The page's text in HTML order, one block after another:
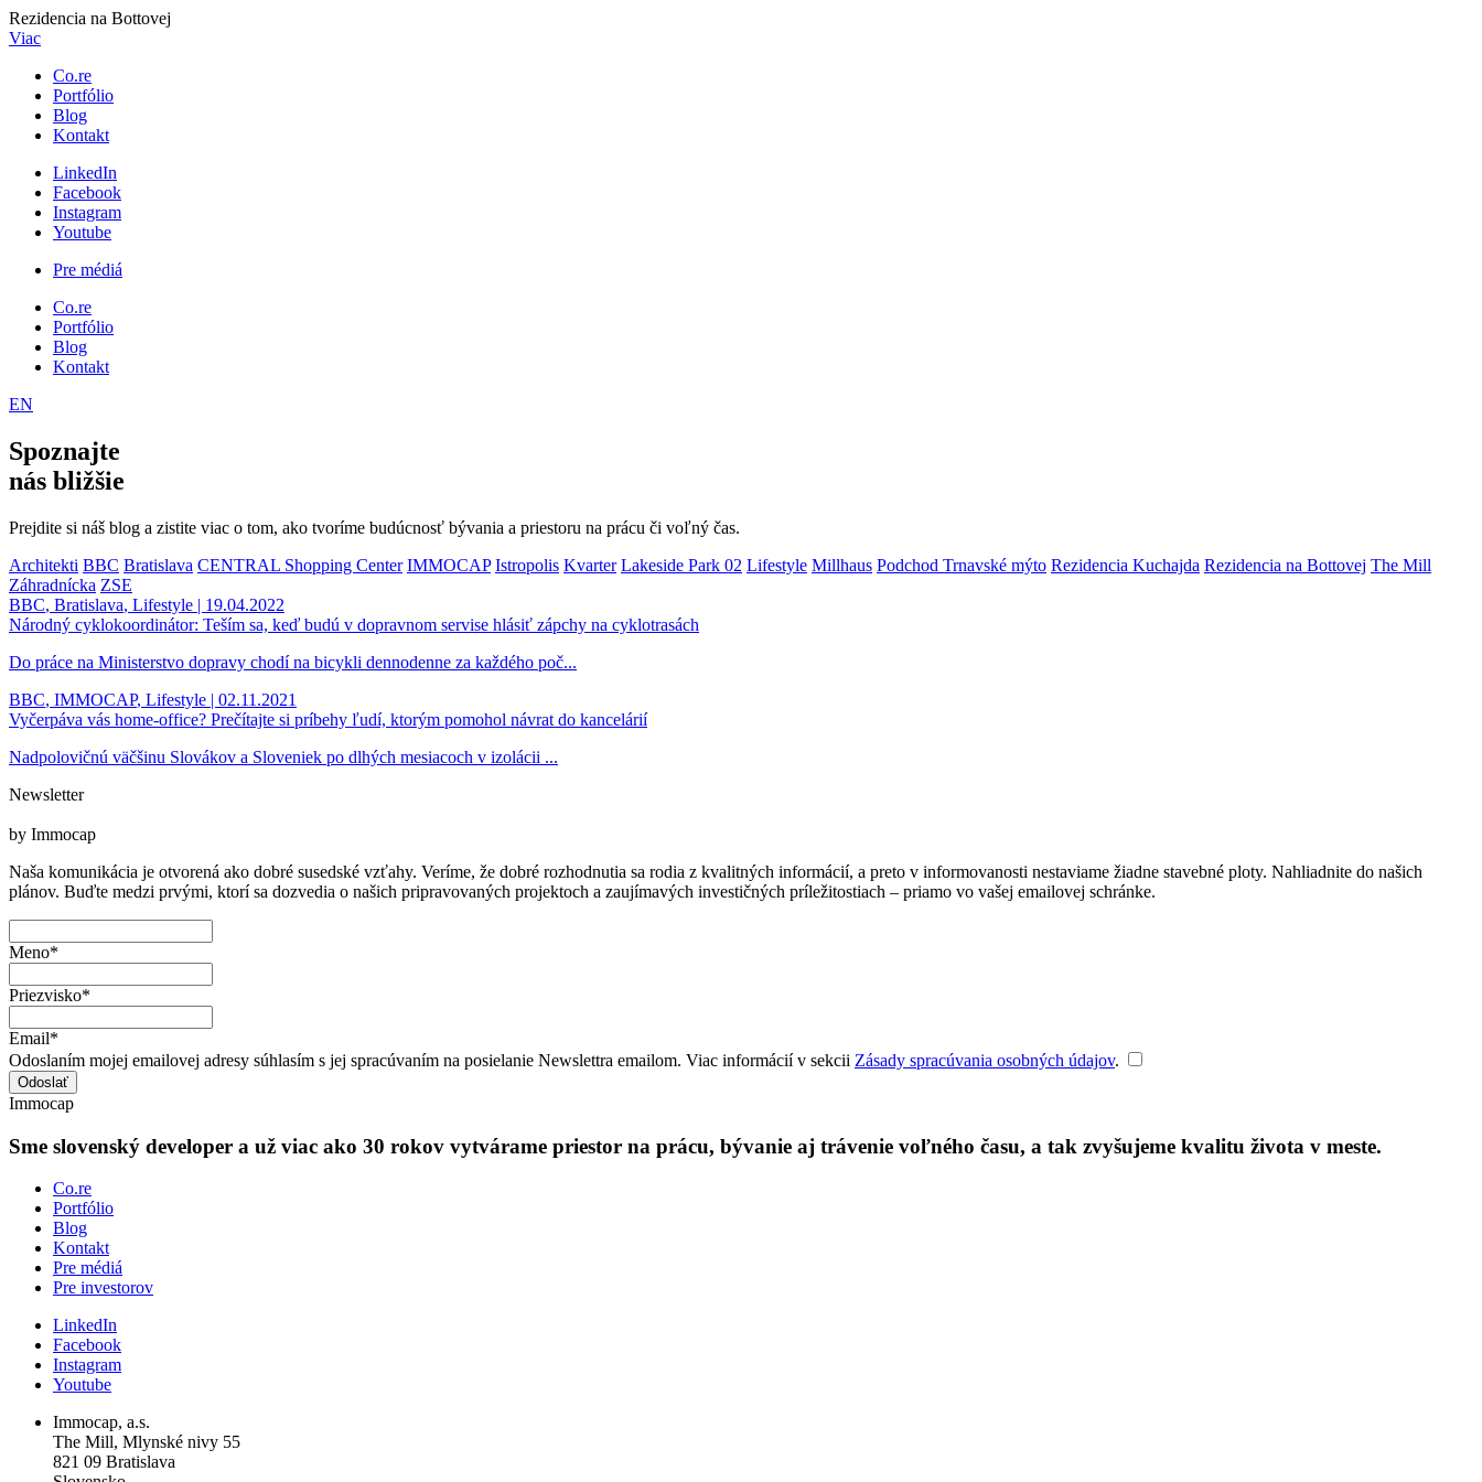
Rezidencia na Bottovej
Viac
Co.re
Portfólio
Blog
Kontakt
LinkedIn
Facebook
Instagram
Youtube
Pre médiá
Co.re
Portfólio
Blog
Kontakt
EN
Spoznajte
nás bližšie
Prejdite si náš blog a zistite viac o tom, ako tvoríme budúcnosť bývania a priestoru na prácu či voľný čas.
Architekti BBC Bratislava CENTRAL Shopping Center IMMOCAP Istropolis Kvarter Lakeside Park 02 Lifestyle Millhaus Podchod Trnavské mýto Rezidencia Kuchajda Rezidencia na Bottovej The Mill
Záhradnícka ZSE
BBC, Bratislava, Lifestyle | 19.04.2022
Národný cyklokoordinátor: Teším sa, keď budú v dopravnom servise hlásiť zápchy na cyklotrasách
Do práce na Ministerstvo dopravy chodí na bicykli dennodenne za každého poč...
BBC, IMMOCAP, Lifestyle | 02.11.2021
Vyčerpáva vás home-office? Prečítajte si príbehy ľudí, ktorým pomohol návrat do kancelárií
Nadpolovičnú väčšinu Slovákov a Sloveniek po dlhých mesiacoch v izolácii ...
Newsletter
by Immocap
Naša komunikácia je otvorená ako dobré susedské vzťahy. Veríme, že dobré rozhodnutia sa rodia z kvalitných informácií, a preto v informovanosti nestaviame žiadne stavebné ploty. Nahliadnite do našich
plánov. Buďte medzi prvými, ktorí sa dozvedia o našich pripravovaných projektoch a zaujímavých investičných príležitostiach – priamo vo vašej emailovej schránke.
Meno*
Priezvisko*
Email*
Odoslaním mojej emailovej adresy súhlasím s jej spracúvaním na posielanie Newslettra emailom. Viac informácií v sekcii Zásady spracúvania osobných údajov.
Odoslať
Immocap
Sme slovenský developer a už viac ako 30 rokov vytvárame priestor na prácu, bývanie aj trávenie voľného času, a tak zvyšujeme kvalitu života v meste.
Co.re
Portfólio
Blog
Kontakt
Pre médiá
Pre investorov
LinkedIn
Facebook
Instagram
Youtube
Immocap, a.s.
The Mill, Mlynské nivy 55
821 09 Bratislava